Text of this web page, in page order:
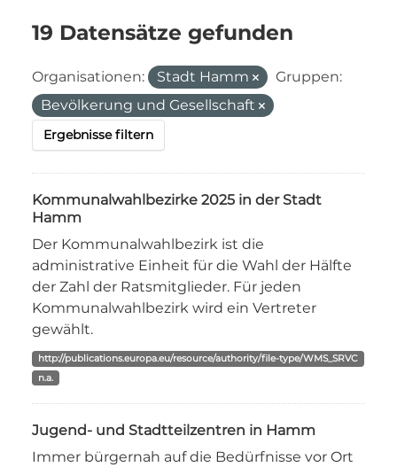
19 Datensätze gefunden
Organisationen: Stadt Hamm
Gruppen:
Bevölkerung und Gesellschaft
Ergebnisse filtern
Kommunalwahlbezirke 2025 in der Stadt
Hamm
Der Kommunalwahlbezirk ist die
administrative Einheit für die Wahl der Hälfte
der Zahl der Ratsmitglieder. Für jeden
Kommunalwahlbezirk wird ein Vertreter
gewählt.
http://publications.europa.eu/resource/authority/file-type/WMS_SRVC
n.a.
Jugend- und Stadtteilzentren in Hamm
Immer bürgernah auf die Bedürfnisse vor Ort